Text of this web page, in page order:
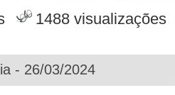
1488 visualizações
- 26/03/2024